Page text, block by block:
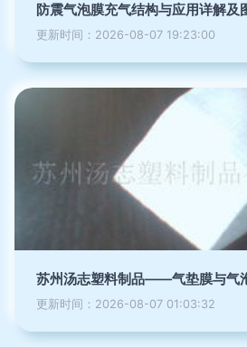
防震气泡膜充气结构与应用详解及
更新时间：2026-08-07 19:23:00
苏州汤志塑料制品——气垫膜与气
更新时间：2026-08-07 01:03:32